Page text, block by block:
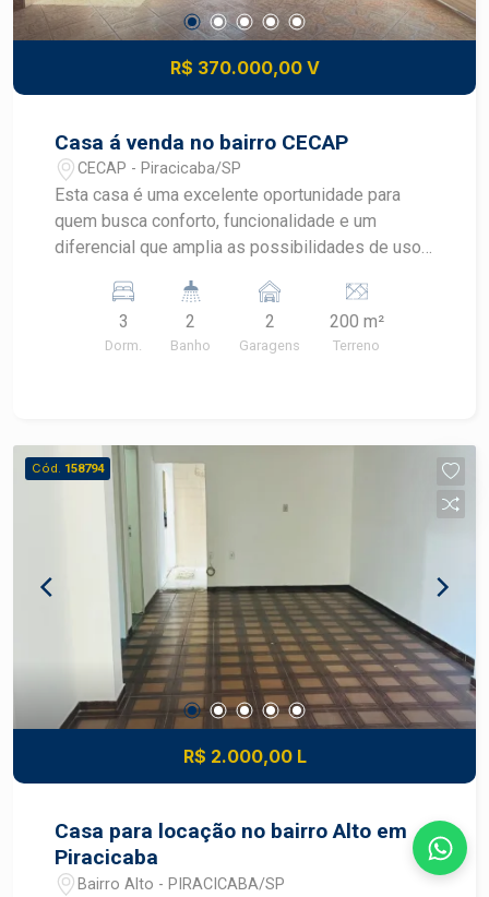
R$ 370.000,00 V
Casa á venda no bairro CECAP
CECAP - Piracicaba/SP
Esta casa é uma excelente oportunidade para
quem busca conforto, funcionalidade e um
diferencial que amplia as possibilidades de uso
m²; 2 dormitórios; Sala para 2 ambientes, com
ótimo espaço para receber familiares e amigos;
Cozinha com armários; Banheiro social; Área de
área construída, o imóvel oferece ambientes bem
distribuídos e excelente aproveitamento dos
espaços. A edícula é um grande diferencial, ideal
para receber familiares, criar um espaço
independente para hóspedes, home office ou
para a finalidade que desejar.
3
Dorm.
2
Banho
2
Garagens
200 m²
Terreno
Cód. 158794
R$ 2.000,00 L
Casa para locação no bairro Alto em
Piracicaba
Bairro Alto - PIRACICABA/SP